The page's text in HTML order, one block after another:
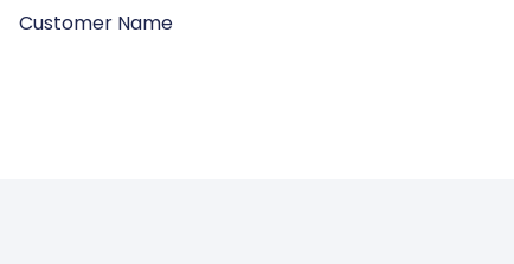
Customer Name